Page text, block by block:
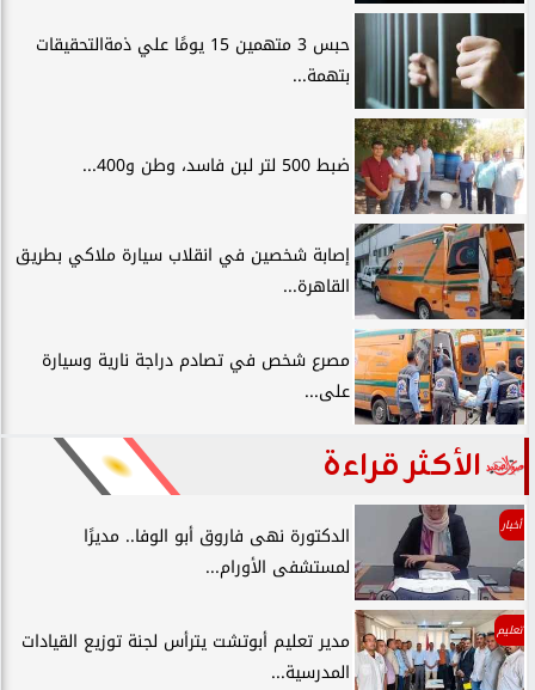
حبس 3 متهمين 15 يومًا علي ذمةالتحقيقات
بتهمة...
ضبط 500 لتر لبن فاسد، وطن و400...
إصابة شخصين في انقلاب سيارة ملاكي بطريق
القاهرة...
مصرع شخص في تصادم دراجة نارية وسيارة
على...
الأكثر قراءة
أخبار
الدكتورة نهى فاروق أبو الوفا.. مديرًا
لمستشفى الأورام...
تعليم
مدير تعليم أبوتشت يترأس لجنة توزيع القيادات
المدرسية...